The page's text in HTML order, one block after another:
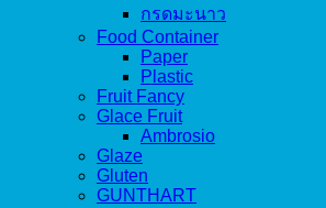
กรดมะนาว
Food Container
Paper
Plastic
Fruit Fancy
Glace Fruit
Ambrosio
Glaze
Gluten
GUNTHART